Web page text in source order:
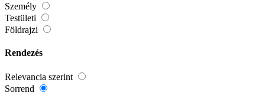
Személy
Testületi
Földrajzi
Rendezés
Relevancia szerint
Sorrend